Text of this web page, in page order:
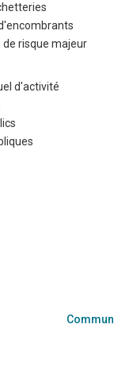
de risque majeur
d'activité